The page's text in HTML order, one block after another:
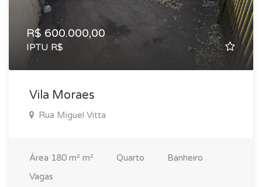
R$ 600.000,00
IPTU R$
Vila Moraes
Rua Miguel Vitta
Área 180 m² m² Quarto
Banheiro
Vagas